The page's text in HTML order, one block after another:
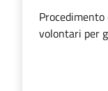
volontari per